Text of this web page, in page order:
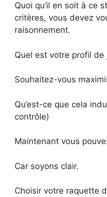
Quoi qu’il en soit à ce
critères, vous devez
raisonnement.
Quel est votre profil de
Souhaitez-vous
Qu’est-ce que cela
contrôle)
Maintenant vous
Car soyons clair.
Choisir votre raquette